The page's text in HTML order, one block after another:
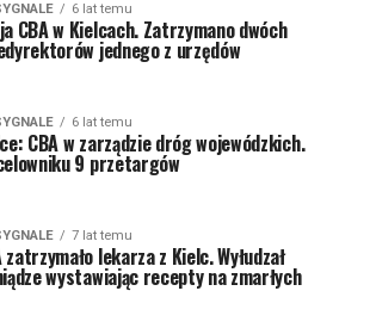
6 lat temu
CBA w Kielcach. Zatrzymano dwóch
jednego z urzędów
6 lat temu
CBA w zarządzie dróg wojewódzkich.
9 przetargów
7 lat temu
zatrzymało lekarza z Kielc. Wyłudzał
wystawiając recepty na zmarłych